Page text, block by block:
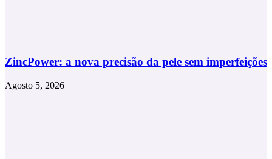
ZincPower: a nova precisão da pele sem imperfeições
Agosto 5, 2026